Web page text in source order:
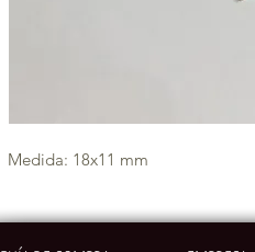
Medida: 18x11 mm